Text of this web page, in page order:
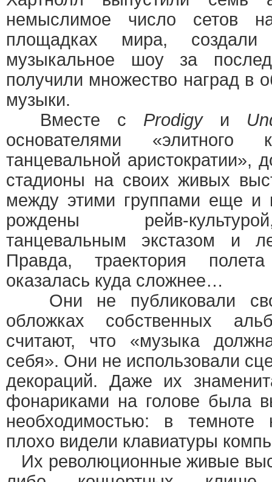
немыслимое число сетов
площадках мира,
музыкальное шоу за
получили множество наград в
музыки.
Вместе с Prodigyи
основателями «элитного
танцевальной аристократии»,
стадионы на своих живых
между этими группами еще
рождены рейв-
танцевальным экстазом и
Правда, траектория
оказалась куда сложнее…
Они не публиковали
обложках собственных
считают, что «музыка
себя». Они не использовали
декораций. Даже их
фонариками на голове была
необходимостью: в
плохо видели клавиатуры
Их революционные живые